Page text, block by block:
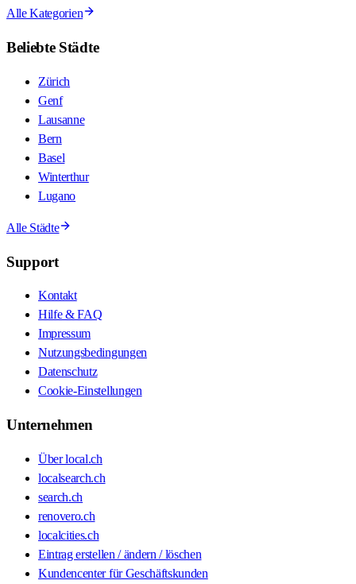
Alle Kategorien
Beliebte Städte
Zürich
Genf
Lausanne
Bern
Basel
Winterthur
Lugano
Alle Städte
Support
Kontakt
Hilfe & FAQ
Impressum
Nutzungsbedingungen
Datenschutz
Cookie-Einstellungen
Unternehmen
Über local.ch
localsearch.ch
search.ch
renovero.ch
localcities.ch
Eintrag erstellen / ändern / löschen
Kundencenter für Geschäftskunden